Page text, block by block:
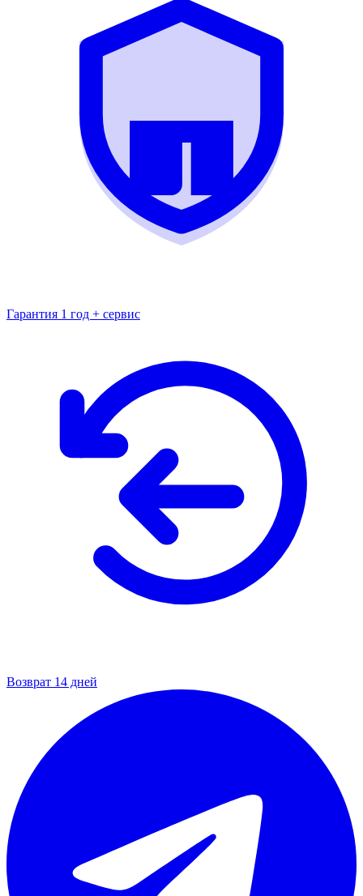
Гарантия 1 год + сервис
Возврат 14 дней